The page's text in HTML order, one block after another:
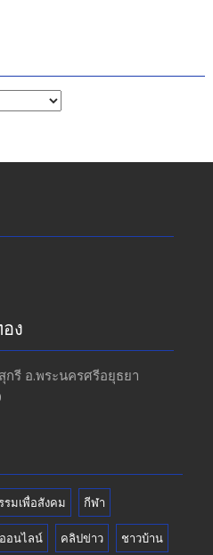
ง
กรี​ อ.พระนครศรีอยุธยา​
รมเพื่อสังคม กีฬา
อนไลน์ คลิปข่าว ชาวบ้าน